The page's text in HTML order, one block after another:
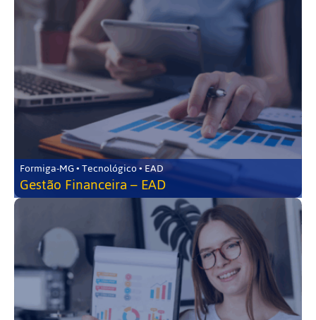
Formiga-MG • Tecnológico • EAD
Gestão Financeira – EAD